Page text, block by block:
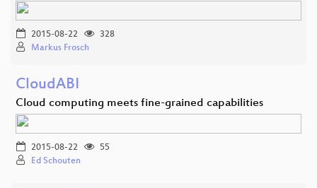
2015-08-22
328
Markus Frosch
CloudABI
Cloud computing meets fine-grained capabilities
2015-08-22
55
Ed Schouten